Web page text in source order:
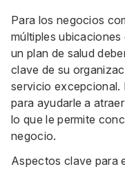
Para los negocios
múltiples ubicaciones
un plan de salud
clave de su
servicio excepcional.
para ayudarle a
lo que le permite
negocio.
Aspectos clave para